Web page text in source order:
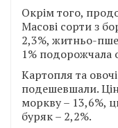
Окрім того,
Масові сорти з
2,3%, житньо-
1% подорожчала
Картопля та
подешевшали.
моркву – 13,6%,
буряк – 2,2%.